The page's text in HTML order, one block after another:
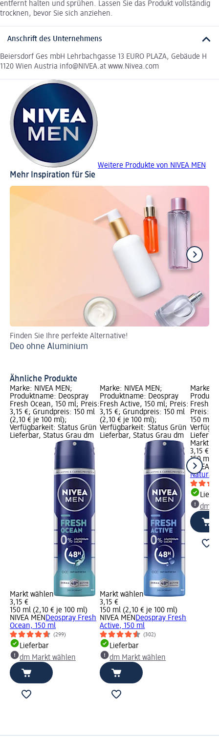
entfernt halten und sprühen. Lassen Sie das Produkt vollständig
trocknen, bevor Sie sich anziehen.
Anschrift des Unternehmens
Beiersdorf Ges mbH Lehrbachgasse 13 EURO PLAZA, Gebäude H
1120 Wien Austria info@NIVEA.at www.Nivea.com
Weitere Produkte von NIVEA MEN
Mehr Inspiration für Sie
Finden Sie Ihre perfekte Alternative!
Deo ohne Aluminium
Ähnliche Produkte
Marke: NIVEA MEN;
Produktname: Deospray
Fresh Ocean, 150 ml; Preis:
3,15 €; Grundpreis: 150 ml
(2,10 € je 100 ml);
Verfügbarkeit: Status Grün
Lieferbar, Status Grau dm
Markt wählen
3,15 €
150 ml (2,10 € je 100 ml)
NIVEA MEN Deospray Fresh
Ocean, 150 ml
(299)
Lieferbar
dm Markt wählen
Marke: NIVEA MEN;
Produktname: Deospray
Fresh Active, 150 ml; Preis:
3,15 €; Grundpreis: 150 ml
(2,10 € je 100 ml);
Verfügbarkeit: Status Grün
Lieferbar, Status Grau dm
Markt wählen
3,15 €
150 ml (2,10 € je 100 ml)
NIVEA MEN Deospray Fresh
Active, 150 ml
(302)
Lieferbar
dm Markt wählen
Marke:
Fresh
Preis:
150 ml
Markt
3,15 €
150 ml
NIVEA
Natural,
dm